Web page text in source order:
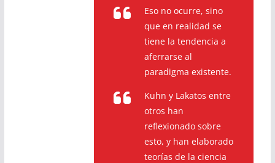
Eso no ocurre, sino
que en realidad se
tiene la tendencia a
aferrarse al
paradigma existente.
Kuhn y Lakatos entre
otros han
reflexionado sobre
esto, y han elaborado
teorías de la ciencia